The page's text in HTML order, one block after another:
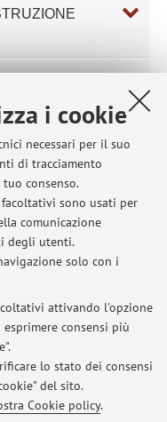
i cookie
necessari per il suo
di tracciamento
consenso.
sono usati per
comunicazione
degli utenti.
solo con i
attivando l'opzione
consensi più
lo stato dei consensi
del sito.
Cookie policy.
INTEGRATO) -
DI
I
avvisi.